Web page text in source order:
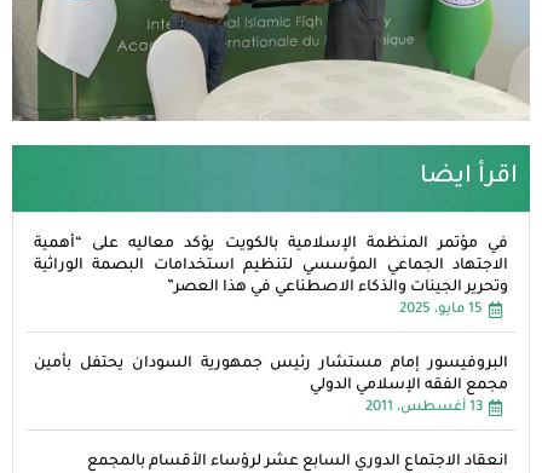
اقرأ ايضا
في مؤتمر المنظمة الإسلامية بالكويت يؤكد معاليه على “أهمية
الاجتهاد الجماعي المؤسسي لتنظيم استخدامات البصمة الوراثية
وتحرير الجينات والذكاء الاصطناعي في هذا العصر”
15 مايو، 2025
البروفيسور إمام مستشار رئيس جمهورية السودان يحتفل بأمين
مجمع الفقه الإسلامي الدولي
13 أغسطس، 2011
انعقاد الاجتماع الدوري السابع عشر لرؤساء الأقسام بالمجمع